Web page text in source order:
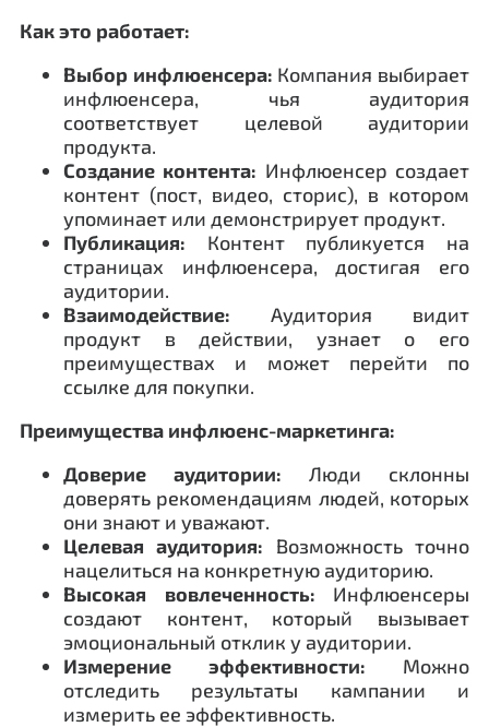
Как это работает:
Выбор инфлюенсера: Компания выбирает
инфлюенсера, чья аудитория
соответствует целевой аудитории
продукта.
Создание контента: Инфлюенсер создает
контент (пост, видео, сторис), в котором
упоминает или демонстрирует продукт.
Публикация: Контент публикуется на
страницах инфлюенсера, достигая его
аудитории.
Взаимодействие: Аудитория видит
продукт в действии, узнает о его
преимуществах и может перейти по
ссылке для покупки.
Преимущества инфлюенс-маркетинга:
Доверие аудитории: Люди склонны
доверять рекомендациям людей, которых
они знают и уважают.
Целевая аудитория: Возможность точно
нацелиться на конкретную аудиторию.
Высокая вовлеченность: Инфлюенсеры
создают контент, который вызывает
эмоциональный отклик у аудитории.
Измерение эффективности: Можно
отследить результаты кампании и
измерить ее эффективность.